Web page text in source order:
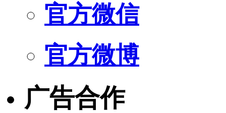
官方微信
官方微博
广告合作